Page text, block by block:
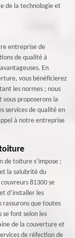
de la technologie et
entreprise de
de qualité à
En
vous bénéficierez
les normes ; nous
vous proposerons la
services de qualité en
à notre entreprise
de toiture s’impose ;
la salubrité du
81300 se
d’installer les
rassurons que toutes
font selon les
de la couverture et
de réfection de